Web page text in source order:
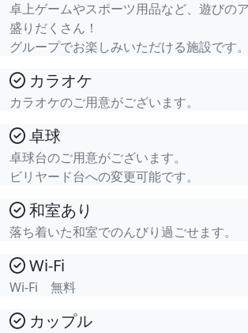
卓上ゲームやスポーツ用品など、遊びの
盛りだくさん！
グループでお楽しみいただける施設です。
カラオケ
カラオケのご用意がございます。
卓球
卓球台のご用意がございます。
ビリヤード台への変更可能です。
和室あり
落ち着いた和室でのんびり過ごせます。
Wi-Fi
Wi-Fi 無料
カップル